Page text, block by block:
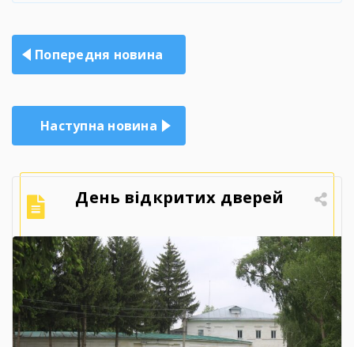
Навігація
записів
Попередня новина
Наступна новина
День відкритих дверей